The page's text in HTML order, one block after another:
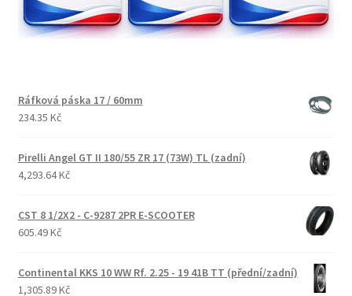
Ráfková páska 17 / 60mm
234.35 Kč
Pirelli Angel GT II 180/55 ZR 17 (73W) TL (zadní)
4,293.64 Kč
CST 8 1/2X2 - C-9287 2PR E-SCOOTER
605.49 Kč
Continental KKS 10 WW Rf. 2.25 - 19 41B TT (přední/zadní)
1,305.89 Kč